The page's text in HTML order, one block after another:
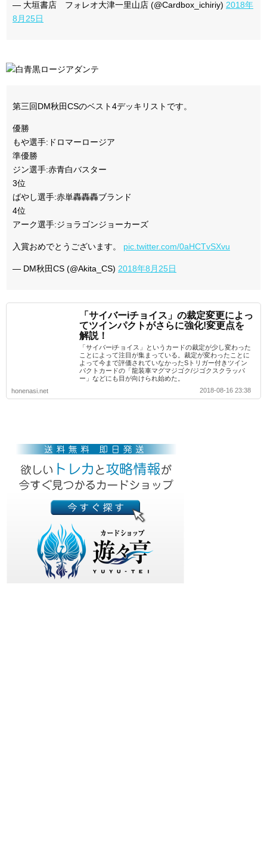
— 大垣書店 フォレオ大津一里山店 (@Cardbox_ichiriy) 2018年
8月25日
第三回DM秋田CSのベスト4デッキリストです。
優勝
もや選手:ドロマーロージア
準優勝
ジン選手:赤青白バスター
3位
ばやし選手:赤単轟轟轟ブランド
4位
アーク選手:ジョラゴンジョーカーズ
入賞おめでとうございます。 pic.twitter.com/0aHCTvSXvu
— DM秋田CS (@Akita_CS) 2018年8月25日
「サイバーiチョイス」の裁定変更によっ
てツインパクトがさらに強化!変更点を
解説！
「サイバーiチョイス」というカードの裁定が少し変わった
ことによって注目が集まっている。裁定が変わったことに
よって今まで評価されていなかったSトリガー付きツイン
パクトカードの「龍装車マグマジゴク/ジゴクスクラッパ
ー」などにも目が向けられ始めた。
honenasi.net
2018-08-16 23:38